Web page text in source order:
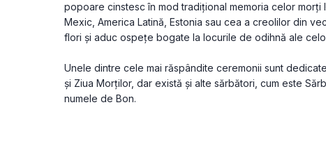
popoare cinstesc în mod tradițional memoria celor
Mexic, America Latină, Estonia sau cea a creolilor din
flori și aduc ospețe bogate la locurile de odihnă ale
Unele dintre cele mai răspândite ceremonii sunt
și Ziua Morților, dar există și alte sărbători, cum este
numele de Bon.